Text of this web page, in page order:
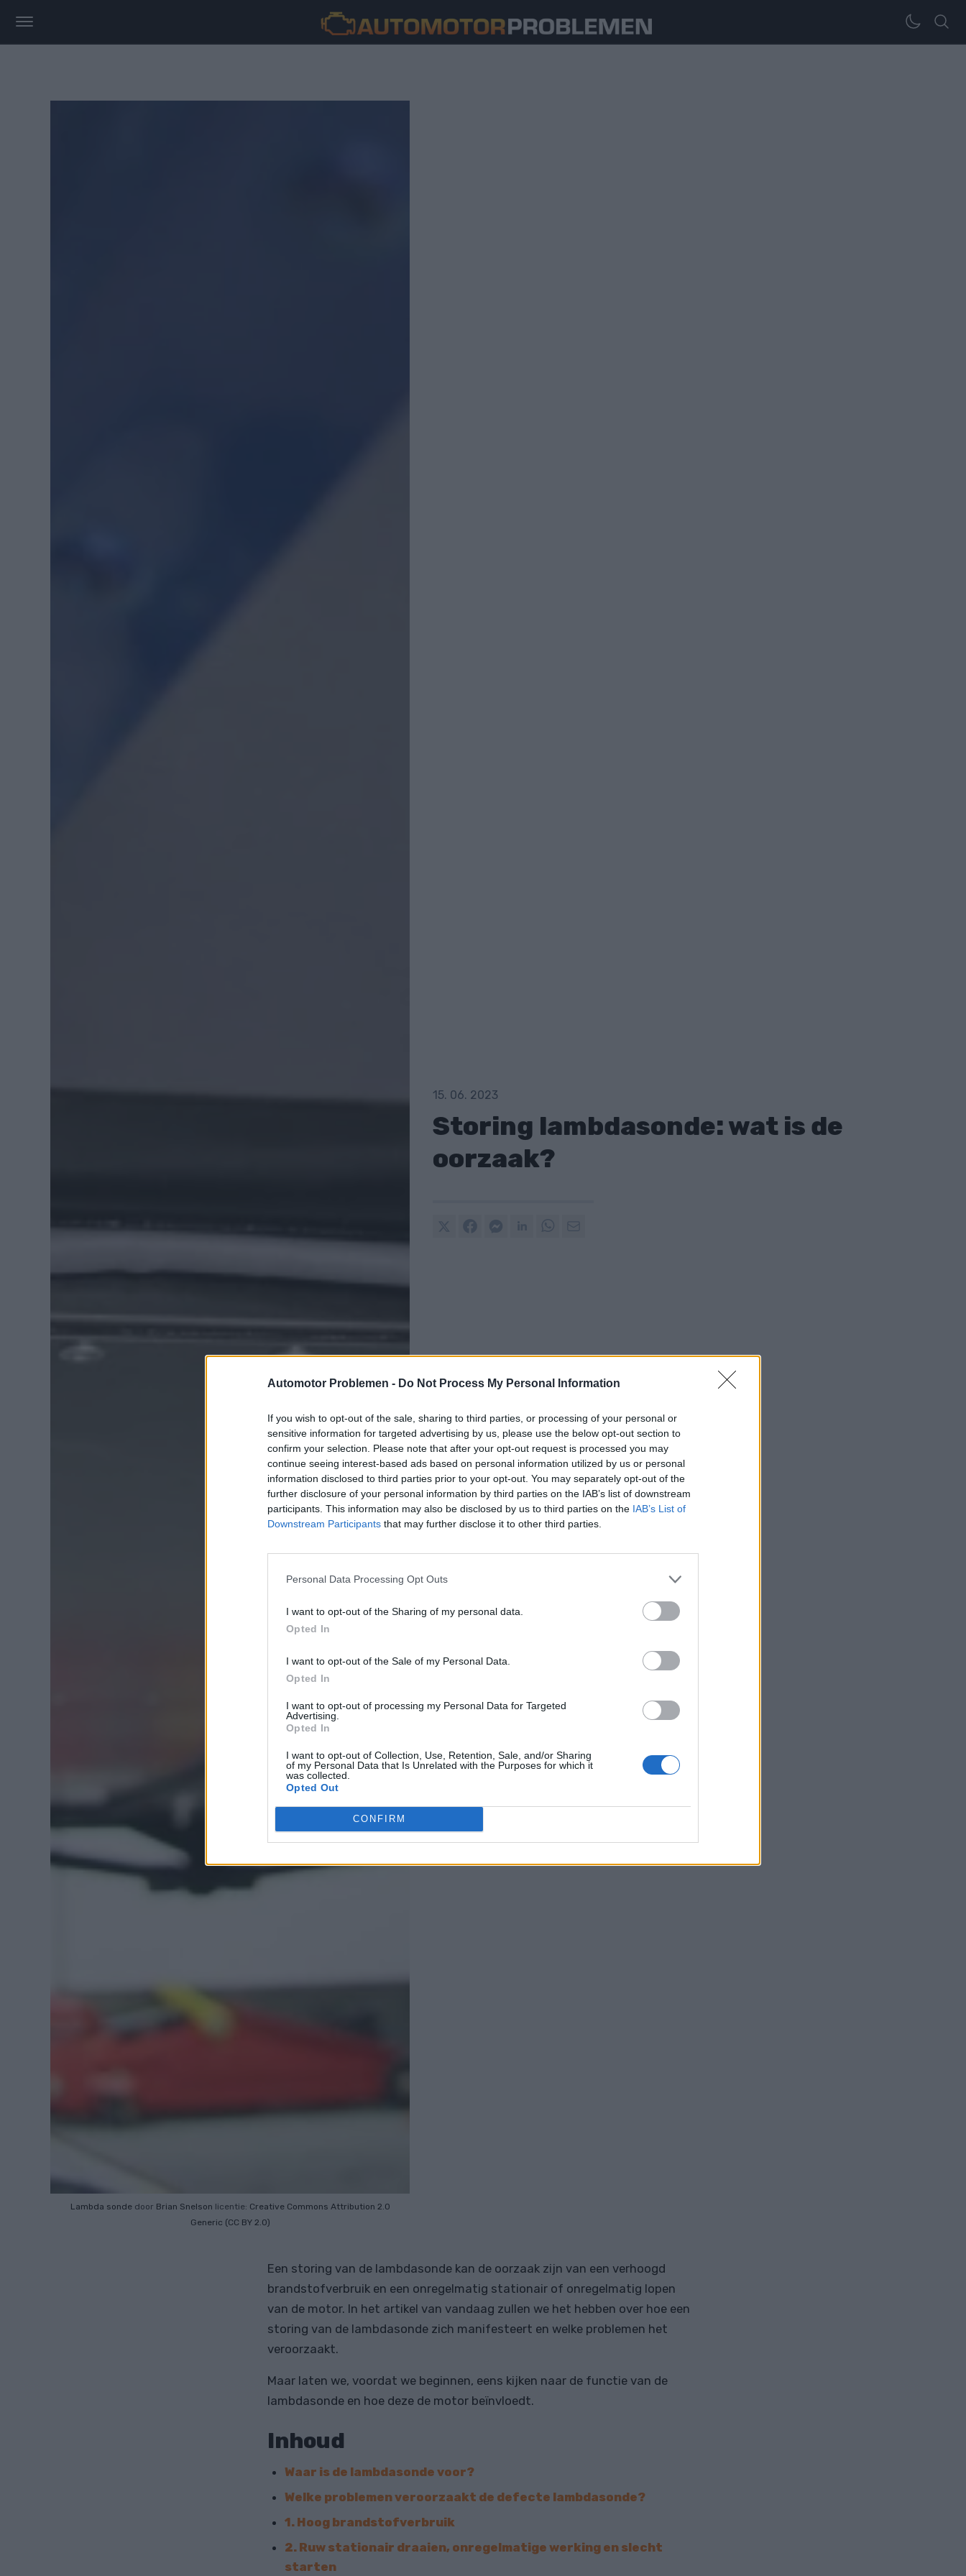
Automotor Problemen - Do Not Process My Personal Information
If you wish to opt-out of the sale, sharing to third parties, or processing of your personal or
sensitive information for targeted advertising by us, please use the below opt-out section to
confirm your selection. Please note that after your opt-out request is processed you may
continue seeing interest-based ads based on personal information utilized by us or personal
information disclosed to third parties prior to your opt-out. You may separately opt-out of the
further disclosure of your personal information by third parties on the IAB’s list of downstream
participants. This information may also be disclosed by us to third parties on the IAB’s List of
Downstream Participants that may further disclose it to other third parties.
Personal Data Processing Opt Outs
I want to opt-out of the Sharing of my personal data.
Opted In
I want to opt-out of the Sale of my Personal Data.
Opted In
I want to opt-out of processing my Personal Data for Targeted
Advertising.
Opted In
I want to opt-out of Collection, Use, Retention, Sale, and/or Sharing
of my Personal Data that Is Unrelated with the Purposes for which it
was collected.
Opted Out
CONFIRM
15. 06. 2023
Storing lambdasonde: wat is de
oorzaak?
Lambda sonde door Brian Snelson licentie: Creative Commons Attribution 2.0
Generic (CC BY 2.0)
Een storing van de lambdasonde kan de oorzaak zijn van een verhoogd
brandstofverbruik en een onregelmatig stationair of onregelmatig lopen
van de motor. In het artikel van vandaag zullen we het hebben over hoe een
storing van de lambdasonde zich manifesteert en welke problemen het
veroorzaakt.
Maar laten we, voordat we beginnen, eens kijken naar de functie van de
lambdasonde en hoe deze de motor beïnvloedt.
Inhoud
Waar is de lambdasonde voor?
Welke problemen veroorzaakt de defecte lambdasonde?
1. Hoog brandstofverbruik
2. Ruw stationair draaien, onregelmatige werking en slecht
starten